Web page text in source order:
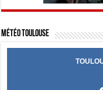
Météo Toulouse